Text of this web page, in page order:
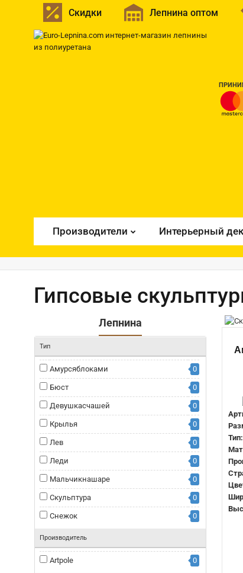
Скидки Лепнина оптом
Производители Интерьерный
Гипсовые
Лепнина
Тип
Амурсяблоками 0
Бюст 0
Девушкасчашей 0
Крылья 0
Лев 0
Леди 0
Мальчикнашаре 0
Скульптура 0
Снежок 0
Производитель
Artpole 0
Тип: